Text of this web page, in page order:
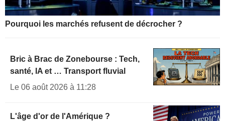
Pourquoi les marchés refusent de décrocher ?
Bric à Brac de Zonebourse : Tech,
santé, IA et … Transport fluvial
Le 06 août 2026 à 11:28
L'âge d'or de l'Amérique ?